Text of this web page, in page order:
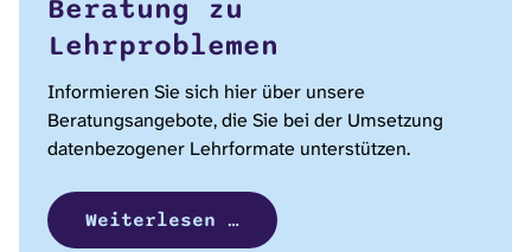
Beratung zu
Lehrproblemen
Informieren Sie sich hier über unsere
Beratungsangebote, die Sie bei der Umsetzung
datenbezogener Lehrformate unterstützen.
Weiterlesen …